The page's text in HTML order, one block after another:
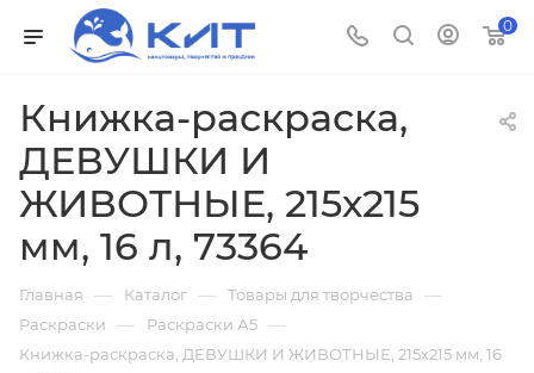
0
Книжка-раскраска,
ДЕВУШКИ И
ЖИВОТНЫЕ, 215х215
мм, 16 л, 73364
Главная — Каталог — Товары для творчества —
Раскраски — Раскраски А5 —
Книжка-раскраска, ДЕВУШКИ И ЖИВОТНЫЕ, 215х215 мм, 16